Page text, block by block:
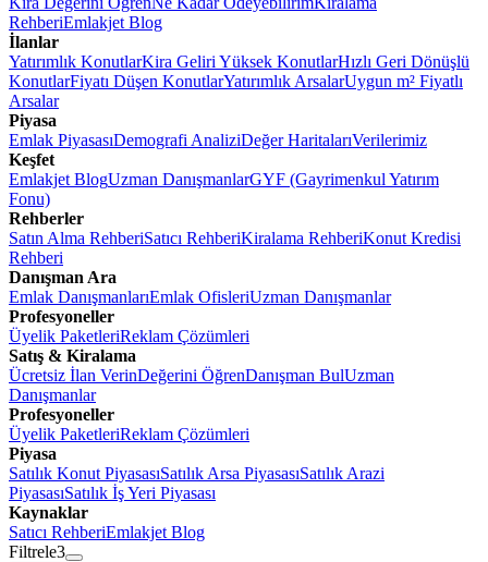
RehberiEmlakjet Blog
İlanlar
Yatırımlık KonutlarKira Geliri Yüksek KonutlarHızlı Geri Dönüşlü
KonutlarFiyatı Düşen KonutlarYatırımlık ArsalarUygun m² Fiyatlı
Arsalar
Piyasa
Emlak PiyasasıDemografi AnaliziDeğer HaritalarıVerilerimiz
Keşfet
Emlakjet BlogUzman DanışmanlarGYF (Gayrimenkul Yatırım
Fonu)
Rehberler
Satın Alma RehberiSatıcı RehberiKiralama RehberiKonut Kredisi
Rehberi
Danışman Ara
Emlak DanışmanlarıEmlak OfisleriUzman Danışmanlar
Profesyoneller
Üyelik PaketleriReklam Çözümleri
Satış & Kiralama
Ücretsiz İlan VerinDeğerini ÖğrenDanışman BulUzman
Danışmanlar
Profesyoneller
Üyelik PaketleriReklam Çözümleri
Piyasa
Satılık Konut PiyasasıSatılık Arsa PiyasasıSatılık Arazi
PiyasasıSatılık İş Yeri Piyasası
Kaynaklar
Satıcı RehberiEmlakjet Blog
Filtrele3